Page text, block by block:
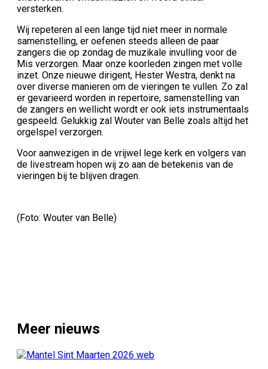
versterken.
Wij repeteren al een lange tijd niet meer in normale
samenstelling, er oefenen steeds alleen de paar
zangers die op zondag de muzikale invulling voor de
Mis verzorgen. Maar onze koorleden zingen met volle
inzet. Onze nieuwe dirigent, Hester Westra, denkt na
over diverse manieren om de vieringen te vullen. Zo zal
er gevarieerd worden in repertoire, samenstelling van
de zangers en wellicht wordt er ook iets instrumentaals
gespeeld. Gelukkig zal Wouter van Belle zoals altijd het
orgelspel verzorgen.
Voor aanwezigen in de vrijwel lege kerk en volgers van
de livestream hopen wij zo aan de betekenis van de
vieringen bij te blijven dragen.
(Foto: Wouter van Belle)
Meer nieuws